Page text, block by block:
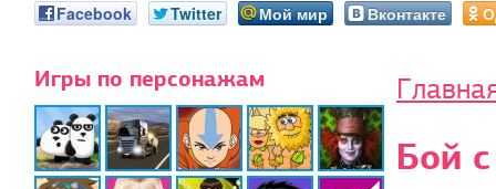
Facebook Twitter Мой мир Вконтакте
Игры по персонажам
Бой